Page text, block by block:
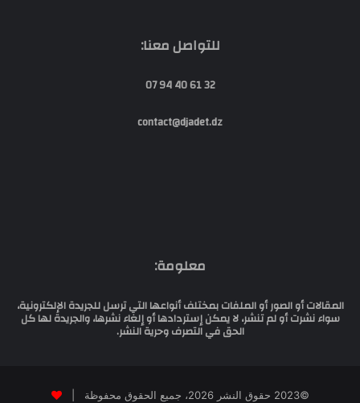
للتواصل معنا:
32 61 40 94 07
contact@djadet.dz
معلومة:
المقالات أو الصور أو الملفات بمختلف أنواعها التي ترسل للجريدة الإلكترونية،
سواء نشرت أو لم تنشر، لا يمكن إستردادها أو إلغاء نشرها، والجريدة لها كل
الحق في التصرف وحرية النشر.
©2023 حقوق النشر 2026، جميع الحقوق محفوظة |